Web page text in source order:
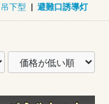
下型 | 避難口誘導灯